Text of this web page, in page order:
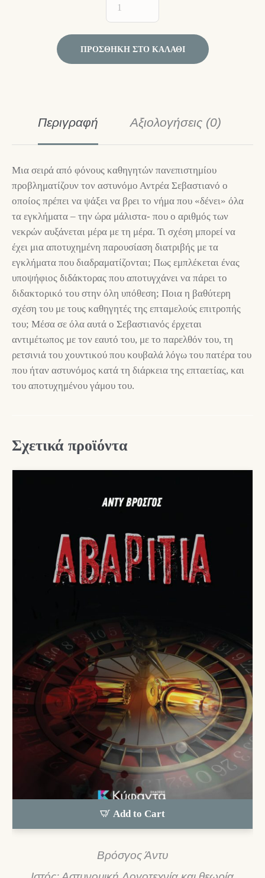
ΠΡΟΣΘΉΚΗ ΣΤΟ ΚΑΛΆΘΙ
Περιγραφή Αξιολογήσεις (0)
Μια σειρά από φόνους καθηγητών πανεπιστημίου
προβληματίζουν τον αστυνόμο Αντρέα Σεβαστιανό ο
οποίος πρέπει να ψάξει να βρει το νήμα που «δένει» όλα
τα εγκλήματα – την ώρα μάλιστα- που ο αριθμός των
νεκρών αυξάνεται μέρα με τη μέρα. Τι σχέση μπορεί να
έχει μια αποτυχημένη παρουσίαση διατριβής με τα
εγκλήματα που διαδραματίζονται; Πως εμπλέκεται ένας
υποψήφιος διδάκτορας που αποτυγχάνει να πάρει το
διδακτορικό του στην όλη υπόθεση; Ποια η βαθύτερη
σχέση του με τους καθηγητές της επταμελούς επιτροπής
του; Μέσα σε όλα αυτά ο Σεβαστιανός έρχεται
αντιμέτωπος με τον εαυτό του, με το παρελθόν του, τη
ρετσινιά του χουντικού που κουβαλά λόγω του πατέρα του
που ήταν αστυνόμος κατά τη διάρκεια της επταετίας, και
του αποτυχημένου γάμου του.
Σχετικά προϊόντα
Add to Cart
Βρόσγος Άντυ